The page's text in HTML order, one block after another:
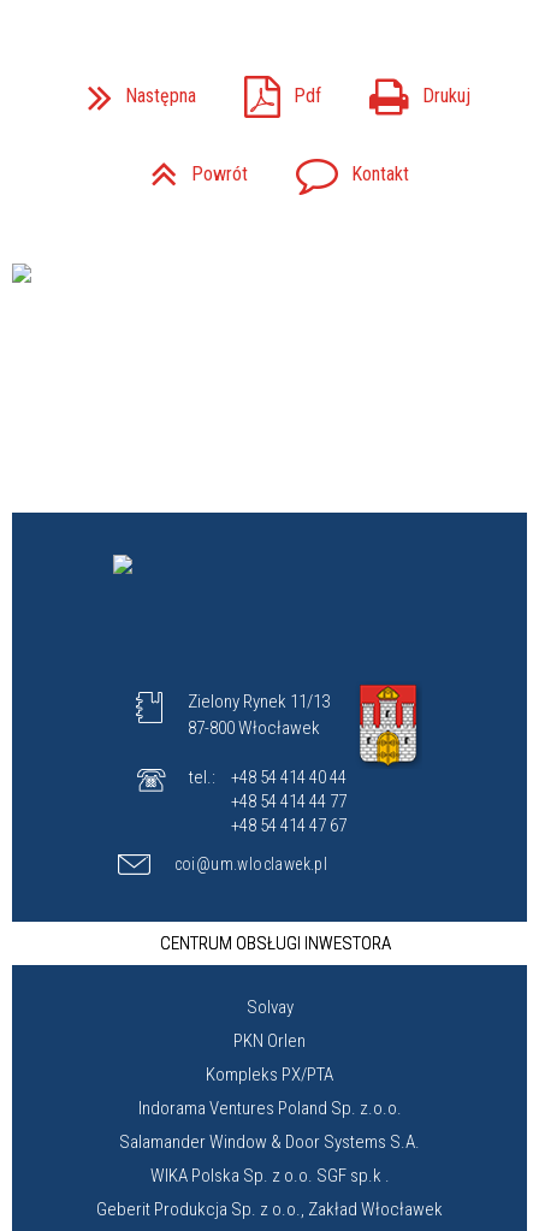
Następna Pdf Drukuj
Powrót Kontakt
Zielony Rynek 11/13
87-800 Włocławek
tel.:
+48 54 414 40 44
+48 54 414 44 77
+48 54 414 47 67
coi@um.wloclawek.pl
CENTRUM OBSŁUGI INWESTORA
Solvay
PKN Orlen
Kompleks PX/PTA
Indorama Ventures Poland Sp. z.o.o.
Salamander Window & Door Systems S.A.
WIKA Polska Sp. z o.o. SGF sp.k .
Geberit Produkcja Sp. z o.o., Zakład Włocławek